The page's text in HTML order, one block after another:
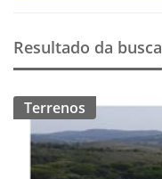
Resultado da busca
Terrenos